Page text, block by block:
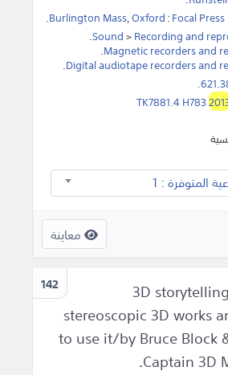
Burlington Mass,Oxford:Focal Press
.
Sound>Recording and
.
Magnetic recorders and
.
Digital audiotape recorders and
.
TK7881.4 H783
المتوفرة : 1
معاينة
142
3D
stereoscopic 3D works
to use it/by Bruce Block
Captain 3D